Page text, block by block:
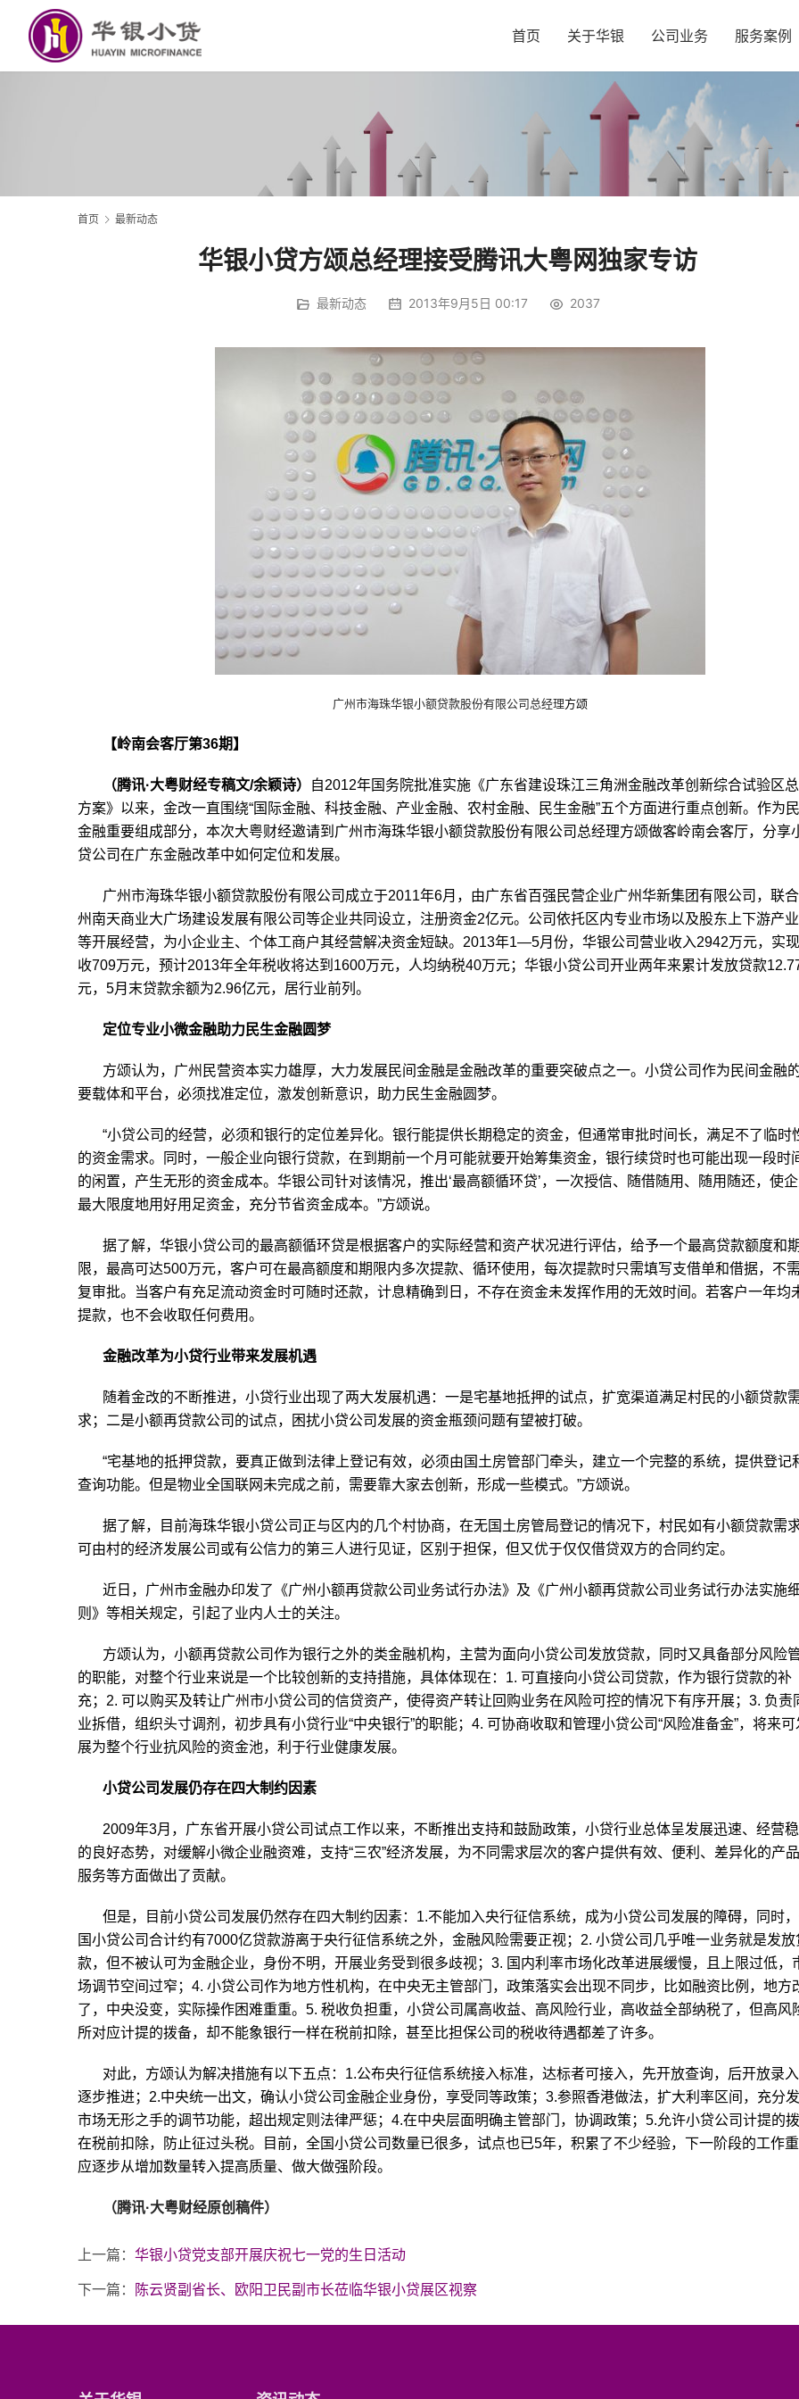
首页 关于华银 公司业务 服务案例
首页 最新动态
华银小贷方颂总经理接受腾讯大粤网独家专访
最新动态 2013年9月5日 00:17 2037
广州市海珠华银小额贷款股份有限公司总经理方颂
【岭南会客厅第36期】
（腾讯·大粤财经专稿文/余颖诗）
自2012年国务院批准实施《广东省建设珠江三角洲金融改革创新综合试验区
方案》以来，金改一直围绕“国际金融、科技金融、产业金融、农村金融、民生金融”五个方面进行重点创新。作为
金融重要组成部分，本次大粤财经邀请到广州市海珠华银小额贷款股份有限公司总经理方颂做客岭南会客厅，分享
贷公司在广东金融改革中如何定位和发展。
广州市海珠华银小额贷款股份有限公司成立于2011年6月，由广东省百强民营企业广州华新集团有限公司，联
州南天商业大广场建设发展有限公司等企业共同设立，注册资金2亿元。公司依托区内专业市场以及股东上下游产
等开展经营，为小企业主、个体工商户其经营解决资金短缺。2013年1—5月份，华银公司营业收入2942万元，实
收709万元，预计2013年全年税收将达到1600万元，人均纳税40万元；华银小贷公司开业两年来累计发放贷款
元，5月末贷款余额为2.96亿元，居行业前列。
定位专业小微金融助力民生金融圆梦
方颂认为，广州民营资本实力雄厚，大力发展民间金融是金融改革的重要突破点之一。小贷公司作为民间金融
要载体和平台，必须找准定位，激发创新意识，助力民生金融圆梦。
“小贷公司的经营，必须和银行的定位差异化。银行能提供长期稳定的资金，但通常审批时间长，满足不了临时
的资金需求。同时，一般企业向银行贷款，在到期前一个月可能就要开始筹集资金，银行续贷时也可能出现一段时
的闲置，产生无形的资金成本。华银公司针对该情况，推出‘最高额循环贷’，一次授信、随借随用、随用随还，使
最大限度地用好用足资金，充分节省资金成本。”方颂说。
据了解，华银小贷公司的最高额循环贷是根据客户的实际经营和资产状况进行评估，给予一个最高贷款额度和期
限，最高可达500万元，客户可在最高额度和期限内多次提款、循环使用，每次提款时只需填写支借单和借据，不
复审批。当客户有充足流动资金时可随时还款，计息精确到日，不存在资金未发挥作用的无效时间。若客户一年均
提款，也不会收取任何费用。
金融改革为小贷行业带来发展机遇
随着金改的不断推进，小贷行业出现了两大发展机遇：一是宅基地抵押的试点，扩宽渠道满足村民的小额贷款
求；二是小额再贷款公司的试点，困扰小贷公司发展的资金瓶颈问题有望被打破。
“宅基地的抵押贷款，要真正做到法律上登记有效，必须由国土房管部门牵头，建立一个完整的系统，提供登记
查询功能。但是物业全国联网未完成之前，需要靠大家去创新，形成一些模式。”方颂说。
据了解，目前海珠华银小贷公司正与区内的几个村协商，在无国土房管局登记的情况下，村民如有小额贷款需求
可由村的经济发展公司或有公信力的第三人进行见证，区别于担保，但又优于仅仅借贷双方的合同约定。
近日，广州市金融办印发了《广州小额再贷款公司业务试行办法》及《广州小额再贷款公司业务试行办法实施细
则》等相关规定，引起了业内人士的关注。
方颂认为，小额再贷款公司作为银行之外的类金融机构，主营为面向小贷公司发放贷款，同时又具备部分风险
的职能，对整个行业来说是一个比较创新的支持措施，具体体现在：1. 可直接向小贷公司贷款，作为银行贷款的补
充；2. 可以购买及转让广州市小贷公司的信贷资产，使得资产转让回购业务在风险可控的情况下有序开展；3. 负责
业拆借，组织头寸调剂，初步具有小贷行业“中央银行”的职能；4. 可协商收取和管理小贷公司“风险准备金”，将来可
展为整个行业抗风险的资金池，利于行业健康发展。
小贷公司发展仍存在四大制约因素
2009年3月，广东省开展小贷公司试点工作以来，不断推出支持和鼓励政策，小贷行业总体呈发展迅速、经营
的良好态势，对缓解小微企业融资难，支持“三农”经济发展，为不同需求层次的客户提供有效、便利、差异化的产
服务等方面做出了贡献。
但是，目前小贷公司发展仍然存在四大制约因素：1.不能加入央行征信系统，成为小贷公司发展的障碍，同时
国小贷公司合计约有7000亿贷款游离于央行征信系统之外，金融风险需要正视；2. 小贷公司几乎唯一业务就是发放
款，但不被认可为金融企业，身份不明，开展业务受到很多歧视；3. 国内利率市场化改革进展缓慢，且上限过低，
场调节空间过窄；4. 小贷公司作为地方性机构，在中央无主管部门，政策落实会出现不同步，比如融资比例，地方
了，中央没变，实际操作困难重重。5. 税收负担重，小贷公司属高收益、高风险行业，高收益全部纳税了，但高风
所对应计提的拨备，却不能象银行一样在税前扣除，甚至比担保公司的税收待遇都差了许多。
对此，方颂认为解决措施有以下五点：1.公布央行征信系统接入标准，达标者可接入，先开放查询，后开放录入
逐步推进；2.中央统一出文，确认小贷公司金融企业身份，享受同等政策；3.参照香港做法，扩大利率区间，充分
市场无形之手的调节功能，超出规定则法律严惩；4.在中央层面明确主管部门，协调政策；5.允许小贷公司计提的
在税前扣除，防止征过头税。目前，全国小贷公司数量已很多，试点也已5年，积累了不少经验，下一阶段的工作
应逐步从增加数量转入提高质量、做大做强阶段。
（腾讯·大粤财经原创稿件）
上一篇： 华银小贷党支部开展庆祝七一党的生日活动
下一篇： 陈云贤副省长、欧阳卫民副市长莅临华银小贷展区视察